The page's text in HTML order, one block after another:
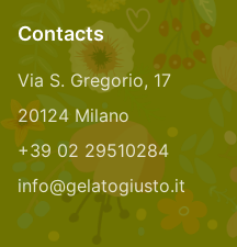
Contacts
Via S. Gregorio, 17
20124 Milano
+39 02 29510284
info@gelatogiusto.it